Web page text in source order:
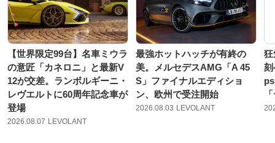
【世界限定99台】名車ミウラ
の意匠「カネロニ」と最新V
12が交差。ランボルギーニ・
レヴエルトに60周年記念車が
登場
2026.08.07 LEVOLANT
最強ホットハッチが有終の
美。メルセデスAMG「A 45
S」ファイナルエディショ
ン、欧州で受注開始
2026.08.03 LEVOLANT
狂
刻